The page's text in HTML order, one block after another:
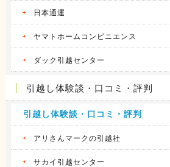
日本通運
ヤマトホームコンビニエンス
ダック引越センター
引越し体験談・口コミ・評判
引越し体験談・口コミ・評判
アリさんマークの引越社
サカイ引越センター